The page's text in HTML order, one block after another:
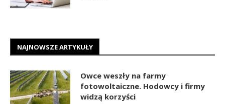
NAJNOWSZE ARTYKUŁY
Owce weszły na farmy
fotowoltaiczne. Hodowcy i firmy
widzą korzyści